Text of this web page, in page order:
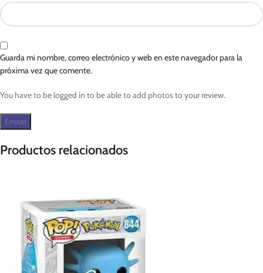
Guarda mi nombre, correo electrónico y web en este navegador para la
próxima vez que comente.
You have to be logged in to be able to add photos to your review.
Productos relacionados